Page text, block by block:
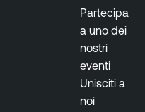
Partecipa
a uno dei
nostri
eventi
Unisciti a
noi